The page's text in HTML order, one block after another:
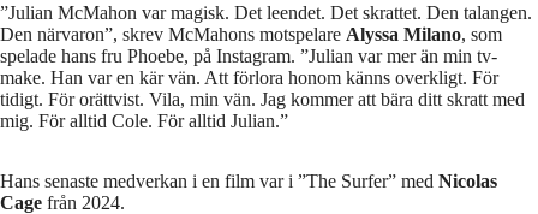
”Julian McMahon var magisk. Det leendet. Det skrattet. Den talangen.
Den närvaron”, skrev McMahons motspelare Alyssa Milano, som
spelade hans fru Phoebe, på Instagram. ”Julian var mer än min tv-
make. Han var en kär vän. Att förlora honom känns overkligt. För
tidigt. För orättvist. Vila, min vän. Jag kommer att bära ditt skratt med
mig. För alltid Cole. För alltid Julian.”
Hans senaste medverkan i en film var i ”The Surfer” med Nicolas
Cage från 2024.